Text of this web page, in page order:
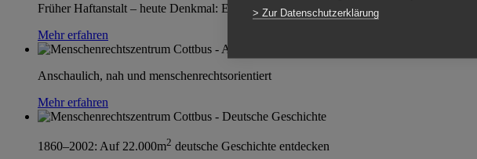
Früher Haftanstalt – heute Denkmal: Einen Ort im Wandel erleben
Mehr erfahren
Anschaulich, nah und menschenrechtsorientiert
Mehr erfahren
1860–2002: Auf 22.000m2 deutsche Geschichte entdecken
> Zur Datenschutzerklärung